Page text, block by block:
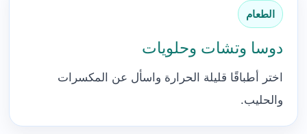
الطعام
دوسا وتشات وحلويات
اختر أطباقًا قليلة الحرارة واسأل عن المكسرات
والحليب.